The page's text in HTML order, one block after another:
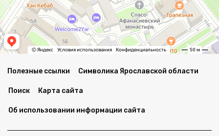
Полезные ссылки Символика Ярославской области
Поиск Карта сайта
Об использовании информации сайта